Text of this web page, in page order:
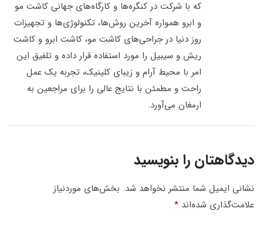
که با شرکت در کنگره‌ها و کارگاه‌های جهانی کاشت مو
و ابرو همواره آخرین روش‌ها، تکنولوژی‌ها و تجهیزات
روز دنیا در جراحی‌های کاشت مو، کاشت ابرو و کاشت
ریش و سیبیل را مورد استفاده قرار داده و تلفیق این
امر با محیط آرام و زیبای کلینیک، تجربه یک عمل
راحت و مطمئن با نتایج عالی را برای مراجعین به
ارمغان می‌آورد.
دیدگاهتان را بنویسید
نشانی ایمیل شما منتشر نخواهد شد. بخش‌های موردنیاز
علامت‌گذاری شده‌اند *